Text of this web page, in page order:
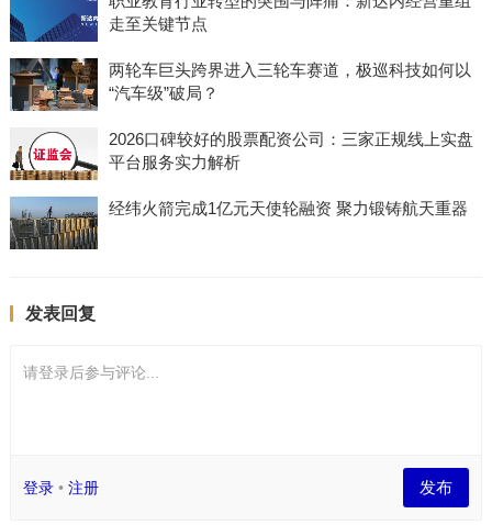
走至关键节点
两轮车巨头跨界进入三轮车赛道，极巡科技如何以
“汽车级”破局？
2026口碑较好的股票配资公司：三家正规线上实盘
平台服务实力解析
经纬火箭完成1亿元天使轮融资 聚力锻铸航天重器
发表回复
请登录后参与评论...
登录• 注册 发布